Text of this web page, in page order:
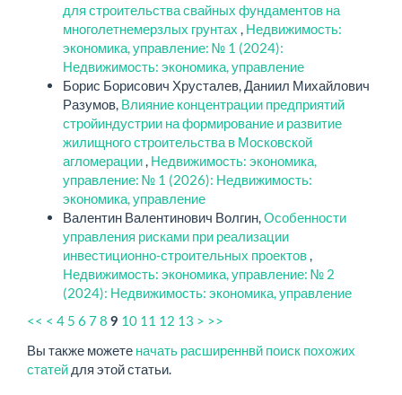
для строительства свайных фундаментов на
многолетнемерзлых грунтах , Недвижимость:
экономика, управление: № 1 (2024):
Недвижимость: экономика, управление
Борис Борисович Хрусталев, Даниил Михайлович
Разумов, Влияние концентрации предприятий
стройиндустрии на формирование и развитие
жилищного строительства в Московской
агломерации, Недвижимость: экономика,
управление: № 1 (2026): Недвижимость:
экономика, управление
Валентин Валентинович Волгин,Особенности
управления рисками при реализации
инвестиционно-строительных проектов,
Недвижимость: экономика, управление: № 2
(2024): Недвижимость: экономика, управление
<< < 4 5 6 78 9 10 11 12 13 > >>
Вы также можете начать расширеннвй поиск похожих
статей для этой статьи.